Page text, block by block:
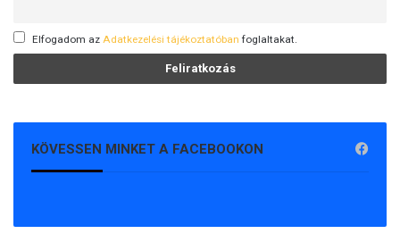
Elfogadom az Adatkezelési tájékoztatóban foglaltakat.
KÖVESSEN MINKET A FACEBOOKON